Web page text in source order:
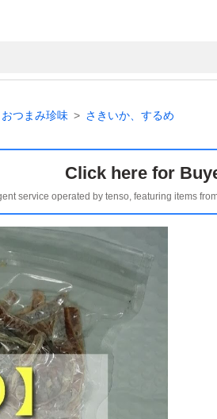
おつまみ珍味 さきいか、するめ
Click here for
service operated by tenso, featuring items